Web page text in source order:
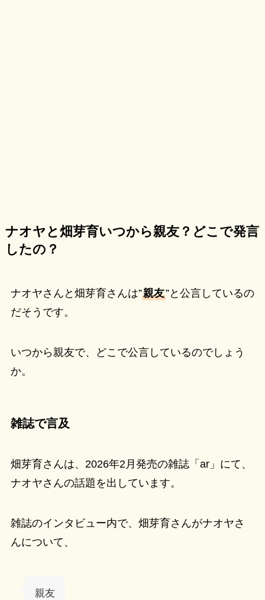
ナオヤと畑芽育いつから親友？どこで発言
したの？
ナオヤさんと畑芽育さんは”親友”と公言しているの
だそうです。
いつから親友で、どこで公言しているのでしょう
か。
雑誌で言及
畑芽育さんは、2026年2月発売の雑誌「ar」にて、
ナオヤさんの話題を出しています。
雑誌のインタビュー内で、畑芽育さんがナオヤさ
んについて、
親友